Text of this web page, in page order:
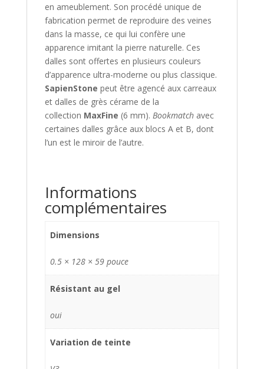
en ameublement. Son procédé unique de
fabrication permet de reproduire des veines
dans la masse, ce qui lui confère une
apparence imitant la pierre naturelle. Ces
dalles sont offertes en plusieurs couleurs
d’apparence ultra-moderne ou plus classique.
SapienStone peut être agencé aux carreaux
et dalles de grès cérame de la
collection MaxFine (6 mm). Bookmatchavec
certaines dalles grâce aux blocs A et B, dont
l’un est le miroir de l’autre.
Informations
complémentaires
Dimensions
0.5 × 128 × 59 pouce
Résistant au gel
oui
Variation de teinte